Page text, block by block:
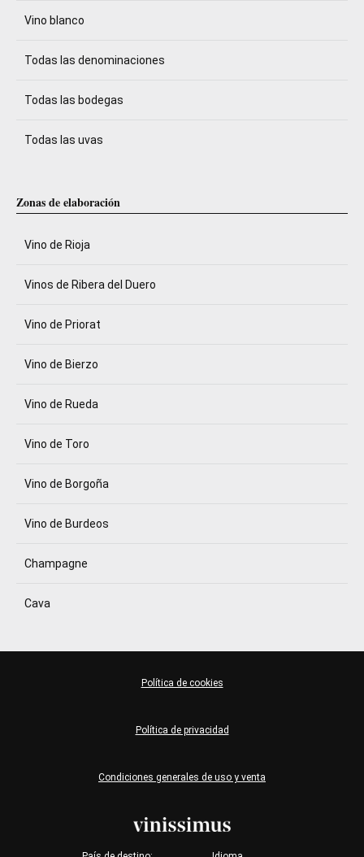
Vino blanco
Todas las denominaciones
Todas las bodegas
Todas las uvas
Zonas de elaboración
Vino de Rioja
Vinos de Ribera del Duero
Vino de Priorat
Vino de Bierzo
Vino de Rueda
Vino de Toro
Vino de Borgoña
Vino de Burdeos
Champagne
Cava
Condiciones generales de uso y venta
Política de privacidad
Política de cookies